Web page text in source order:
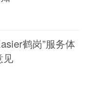
鹤岗”服务体
见